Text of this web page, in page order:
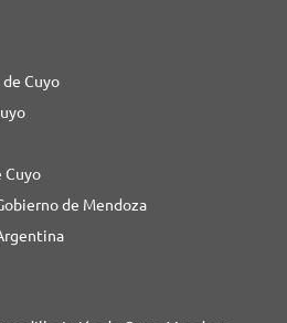
Cuyo
Cuyo
de Mendoza